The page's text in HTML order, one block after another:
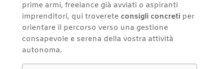
prime armi, freelance già avviati o aspiranti
imprenditori, qui troverete consigli concretiper
orientare il percorso verso una gestione
consapevole e serena della vostra attività
autonoma.